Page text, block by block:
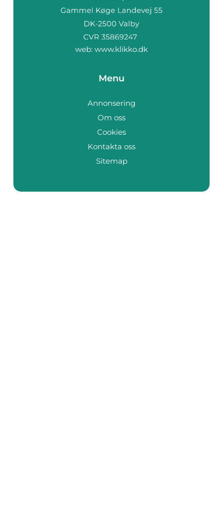
web: www.klikko.dk
Menu
Annonsering
Om oss
Cookies
Kontakta oss
Sitemap